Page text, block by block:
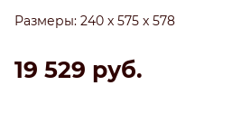
Размеры: 240 x 575 x 578
19 529 руб.